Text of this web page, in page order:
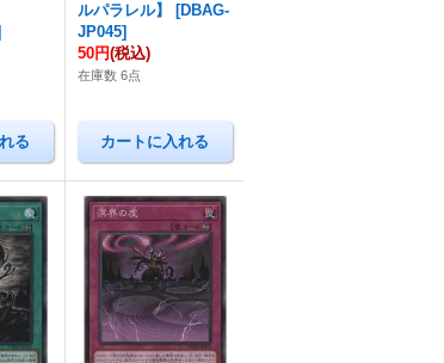
ルパラレル】
[DBAG-
JP045]
50円(税込)
在庫数 6点